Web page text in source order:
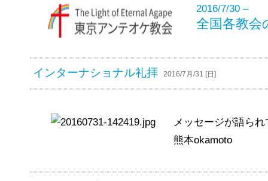
2016/7/30 –
全国各教会
インターナショナル礼拝 2016/7月/31 [日]
メッセージが語ら
熊本okamoto